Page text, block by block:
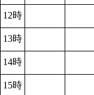
12時
13時
14時
15時